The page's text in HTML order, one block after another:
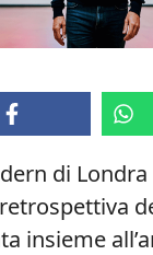
di
insieme